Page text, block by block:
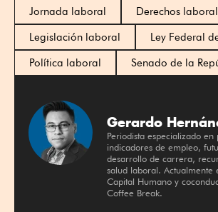
Jornada laboral
Derechos
Legislación laboral
Ley Federal
Política laboral
Senado de la
Gerardo
Periodista especializado en
indicadores de empleo,
desarrollo de carrera,
salud laboral. Actualmente
Capital Humano y
Coffee Break.